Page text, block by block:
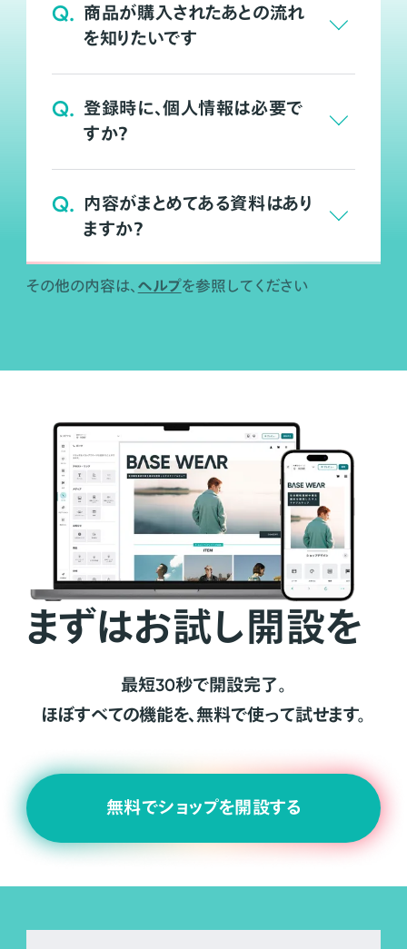
Q. 商品が購入されたあとの流れ
を知りたいです
Q. 登録時に、個人情報は必要で
すか？
Q. 内容がまとめてある資料はあり
ますか？
その他の内容は、 ヘルプを参照してください
まずはお試し開設を
最短30秒で開設完了。
ほぼすべての機能を、無料で使って試せます。
無料でショップを開設する